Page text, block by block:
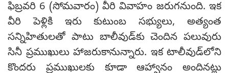
ఫిబ్రవరి 6 (సోమవారం) వీరి వివాహం జరుగనుంది. ఇక
వీరి పెళ్లికి ఇరు కుటుంబ సభ్యులు, అత్యంత
సన్నిహితులతో పాటు బాలీవుడ్‌కు చెందిన పలువురు
సినీ ప్రముఖులు హాజరుకానున్నారు. ఇక టాలీవుడ్‌లోని
కొందరు ప్రముఖులకు కూడా ఆహ్వానం అందినట్లు